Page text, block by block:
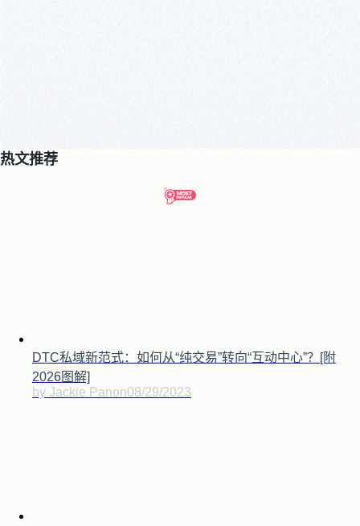
热文推荐
DTC私域新范式：如何从“纯交易”转向“互动中心”？[附
2026图解]
by Jackie Panon08/29/2023